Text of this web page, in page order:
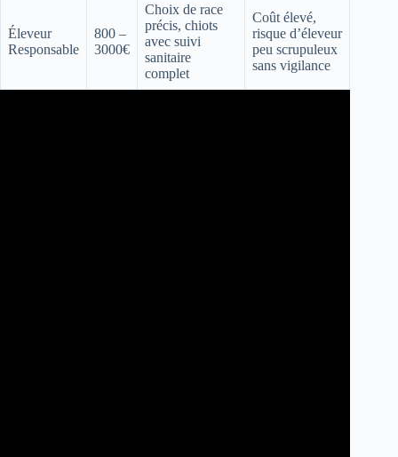
Éleveur
Responsable
800 –
3000€
Choix de race
précis, chiots
avec suivi
sanitaire
complet
Coût élevé,
risque d’éleveur
peu scrupuleux
sans vigilance